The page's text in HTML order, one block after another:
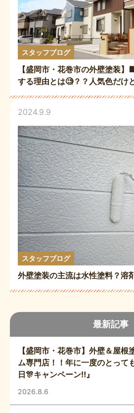
最新記事
【盛岡市・花巻市】外壁＆屋根
ム専門店！！年に一度のとって
日🎊キャンペーン‼️』
2026.8.6
スタッフブログ
【盛岡市・花巻市の外壁塗装】
する理由とは🧐？？人気色だけ
2024.9.9
スタッフブログ
外壁塗装の主流は水性塗料？溶